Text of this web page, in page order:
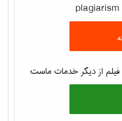
از دیگر خدمات ماست: